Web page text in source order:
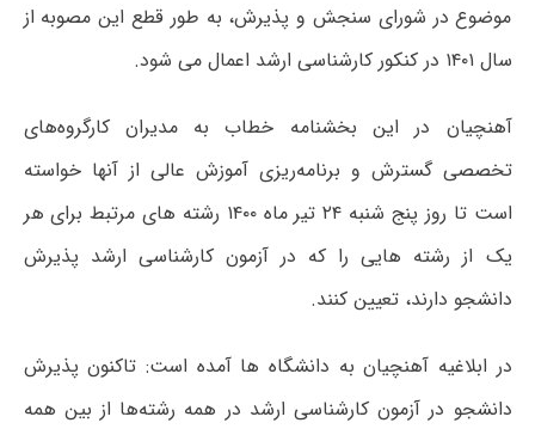
موضوع در شورای سنجش و پذیرش، به طور قطع این مصوبه از
سال ۱۴۰۱ در کنکور کارشناسی ارشد اعمال می شود.
آهنچیان در این بخشنامه خطاب به مدیران کارگروه‌های
تخصصی گسترش و برنامه‌ریزی آموزش عالی از آنها خواسته
است تا روز پنج شنبه ۲۴ تیر ماه ۱۴۰۰ رشته‌ های مرتبط برای هر
یک از رشته‌ هایی را که در آزمون کارشناسی ارشد پذیرش
دانشجو دارند، تعیین کنند.
در ابلاغیه آهنچیان به دانشگاه ها آمده است: تاکنون پذیرش
دانشجو در آزمون کارشناسی ارشد در همه رشته‌ها از بین همه